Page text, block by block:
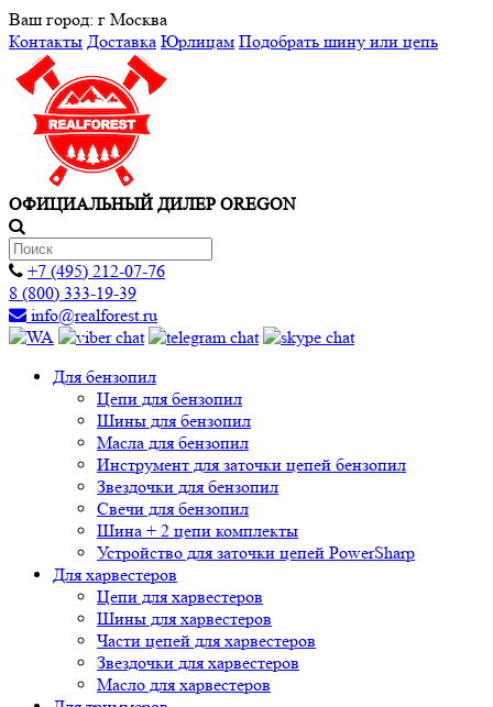
Ваш город: г Москва
Контакты Доставка Юрлицам Подобрать шину или цепь
ОФИЦИАЛЬНЫЙ ДИЛЕР OREGON
+7 (495) 212-07-76
8 (800) 333-19-39
info@realforest.ru
Для бензопил
Цепи для бензопил
Шины для бензопил
Масла для бензопил
Инструмент для заточки цепей бензопил
Звездочки для бензопил
Свечи для бензопил
Шина + 2 цепи комплекты
Устройство для заточки цепей PowerSharp
Для харвестеров
Цепи для харвестеров
Шины для харвестеров
Части цепей для харвестеров
Звездочки для харвестеров
Масло для харвестеров